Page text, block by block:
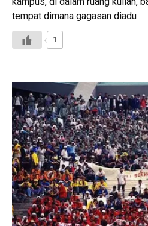
tempat dimana gagasan diadu
1